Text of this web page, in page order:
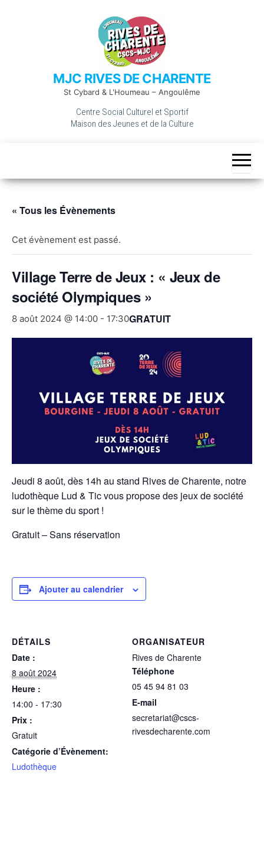
MJC RIVES DE CHARENTE
St Cybard & L'Houmeau – Angoulême
Centre Social Culturel et Sportif
Maison des Jeunes et de la Culture
« Tous les Évènements
Cet évènement est passé.
Village Terre de Jeux : « Jeux de
société Olympiques »
8 août 2024 @ 14:00 - 17:30GRATUIT
Jeudi 8 août, dès 14h au stand Rives de Charente, notre
ludothèque Lud & Tic vous propose des jeux de société
sur le thème du sport !
Gratuit – Sans réservation
Ajouter au calendrier
DÉTAILS
Date :
8 août 2024
Heure :
14:00 - 17:30
Prix :
Gratuit
Catégorie d’Évènement:
Ludothèque
ORGANISATEUR
Rives de Charente
Téléphone
05 45 94 81 03
E-mail
secretariat@cscs-
rivesdecharente.com